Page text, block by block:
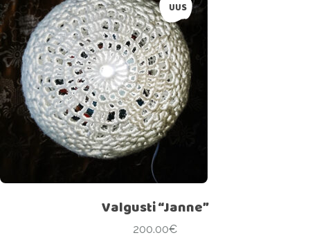
SOLD
UUS
Valgusti “Janne”
200.00€